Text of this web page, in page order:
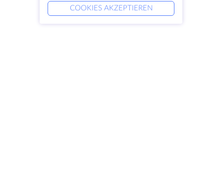
COOKIES AKZEPTIEREN